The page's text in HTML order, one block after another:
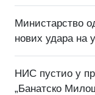
Министарство
нових удара на
НИС пустио у
„Банатско